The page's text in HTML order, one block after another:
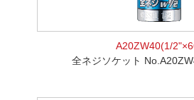
A20ZW40(1/
全ネジソケット